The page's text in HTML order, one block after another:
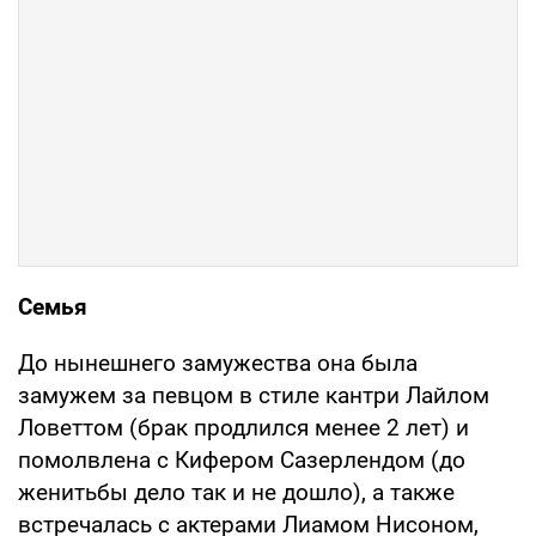
Семья
До нынешнего замужества она была
замужем за певцом в стиле кантри Лайлом
Ловеттом (брак продлился менее 2 лет) и
помолвлена с Кифером Сазерлендом (до
женитьбы дело так и не дошло), а также
встречалась с актерами Лиамом Нисоном,